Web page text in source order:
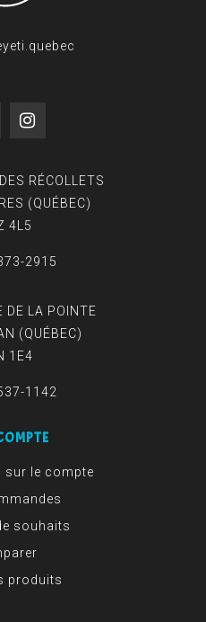
RÉCOLLETS
(QUÉBEC)
4L5
2915
DE LA POINTE
(QUÉBEC)
1E4
1142
sur le compte
souhaits
produits